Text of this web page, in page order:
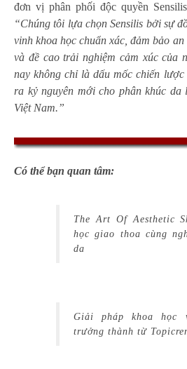
đơn vị phân phối độc quyền
“Chúng tôi lựa chọn Sensilis bởi sự
vinh khoa học chuẩn xác, đảm bảo
và đề cao trải nghiệm cảm xúc của
nay không chỉ là dấu mốc chiến
ra kỷ nguyên mới cho phân khúc da
Việt Nam.”
Có thể bạn quan tâm:
The Art Of Aesthetic
học giao thoa cùng
da
Giải pháp khoa học
trưởng thành từ